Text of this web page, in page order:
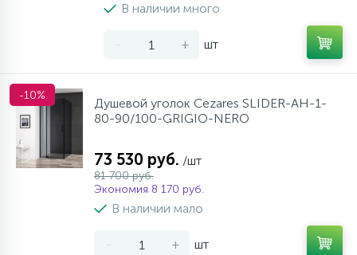
В наличии много
- + шт
-10%
Душевой уголок Cezares SLIDER-AH-1-
80-90/100-GRIGIO-NERO
73 530 руб. /шт
81 700 руб.
Экономия 8 170 руб.
В наличии мало
- + шт